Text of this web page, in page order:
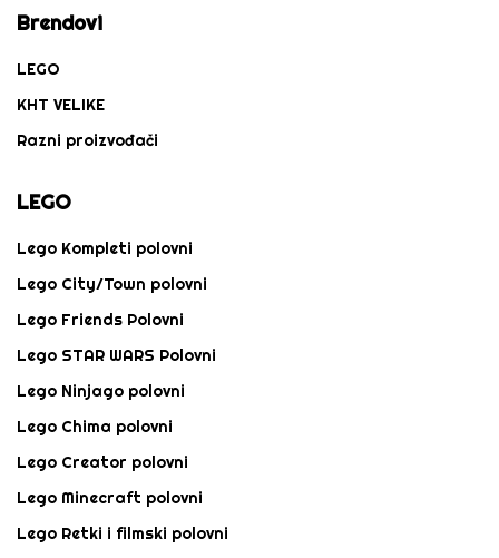
Brendovi
LEGO
KHT VELIKE
Razni proizvođači
LEGO
Lego Kompleti polovni
Lego City/Town polovni
Lego Friends Polovni
Lego STAR WARS Polovni
Lego Ninjago polovni
Lego Chima polovni
Lego Creator polovni
Lego Minecraft polovni
Lego Retki i filmski polovni